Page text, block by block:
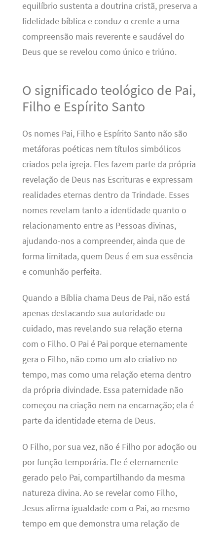
equilíbrio sustenta a doutrina cristã, preserva a
fidelidade bíblica e conduz o crente a uma
compreensão mais reverente e saudável do
Deus que se revelou como único e triúno.
O significado teológico de Pai,
Filho e Espírito Santo
Os nomes Pai, Filho e Espírito Santo não são
metáforas poéticas nem títulos simbólicos
criados pela igreja. Eles fazem parte da própria
revelação de Deus nas Escrituras e expressam
realidades eternas dentro da Trindade. Esses
nomes revelam tanto a identidade quanto o
relacionamento entre as Pessoas divinas,
ajudando-nos a compreender, ainda que de
forma limitada, quem Deus é em sua essência
e comunhão perfeita.
Quando a Bíblia chama Deus de Pai, não está
apenas destacando sua autoridade ou
cuidado, mas revelando sua relação eterna
com o Filho. O Pai é Pai porque eternamente
gera o Filho, não como um ato criativo no
tempo, mas como uma relação eterna dentro
da própria divindade. Essa paternidade não
começou na criação nem na encarnação; ela é
parte da identidade eterna de Deus.
O Filho, por sua vez, não é Filho por adoção ou
por função temporária. Ele é eternamente
gerado pelo Pai, compartilhando da mesma
natureza divina. Ao se revelar como Filho,
Jesus afirma igualdade com o Pai, ao mesmo
tempo em que demonstra uma relação de